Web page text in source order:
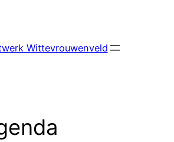
Wittevrouwenveld